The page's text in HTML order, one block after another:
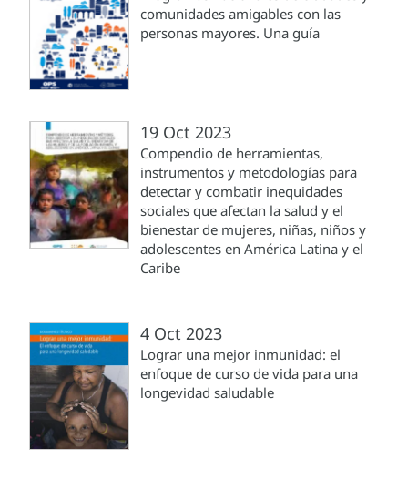
comunidades amigables con las
personas mayores. Una guía
19 Oct 2023
Compendio de herramientas,
instrumentos y metodologías para
detectar y combatir inequidades
sociales que afectan la salud y el
bienestar de mujeres, niñas, niños y
adolescentes en América Latina y el
Caribe
4 Oct 2023
Lograr una mejor inmunidad: el
enfoque de curso de vida para una
longevidad saludable